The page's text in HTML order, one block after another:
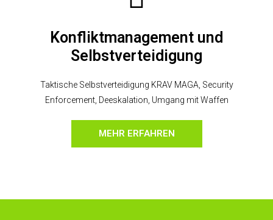
Konfliktmanagement und
Selbstverteidigung
Taktische Selbstverteidigung KRAV MAGA, Security
Enforcement, Deeskalation, Umgang mit Waffen
MEHR ERFAHREN